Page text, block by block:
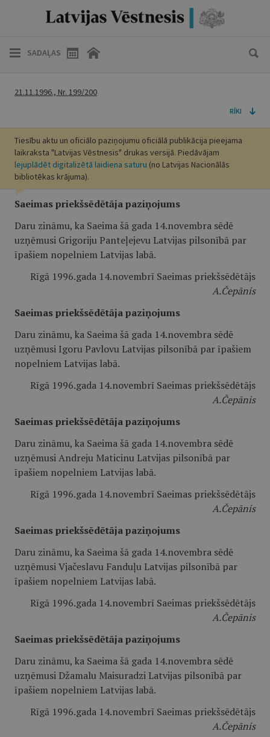
SADAĻAS
21.11.1996., Nr. 199/200
RĪKI
Tiesību aktu un oficiālo paziņojumu oficiālā publikācija pieejama
laikraksta "Latvijas Vēstnesis" drukas versijā. Piedāvājam
lejuplādēt digitalizētā laidiena saturu (no Latvijas Nacionālās
bibliotēkas krājuma).
Saeimas priekšsēdētāja paziņojums
Daru zināmu, ka Saeima šā gada 14.novembra sēdē
uzņēmusi Grigoriju Panteļejevu Latvijas pilsonībā par
īpašiem nopelniem Latvijas labā.
Rīgā 1996.gada 14.novembrī Saeimas priekšsēdētājs
A.Čepānis
Saeimas priekšsēdētāja paziņojums
Daru zināmu, ka Saeima šā gada 14.novembra sēdē
uzņēmusi Igoru Pavlovu Latvijas pilsonībā par īpašiem
nopelniem Latvijas labā.
Rīgā 1996.gada 14.novembrī Saeimas priekšsēdētājs
A.Čepānis
Saeimas priekšsēdētāja paziņojums
Daru zināmu, ka Saeima šā gada 14.novembra sēdē
uzņēmusi Andreju Maticinu Latvijas pilsonībā par
īpašiem nopelniem Latvijas labā.
Rīgā 1996.gada 14.novembrī Saeimas priekšsēdētājs
A.Čepānis
Saeimas priekšsēdētāja paziņojums
Daru zināmu, ka Saeima šā gada 14.novembra sēdē
uzņēmusi Vjačeslavu Fanduļu Latvijas pilsonībā par
īpašiem nopelniem Latvijas labā.
Rīgā 1996.gada 14.novembrī Saeimas priekšsēdētājs
A.Čepānis
Saeimas priekšsēdētāja paziņojums
Daru zināmu, ka Saeima šā gada 14.novembra sēdē
uzņēmusi Džamalu Maisuradzi Latvijas pilsonībā par
īpašiem nopelniem Latvijas labā.
Rīgā 1996.gada 14.novembrī Saeimas priekšsēdētājs
A.Čepānis